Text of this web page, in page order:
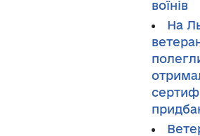
воїнів
На